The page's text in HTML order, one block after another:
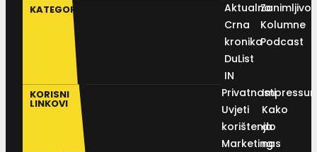
KATEGORIJE
Aktualno
Crna
kronika
DuList
IN
Kolumne
Podcast
KORISNI
LINKOVI
Privatnosti
Uvjeti
korištenja
Marketing
Kako
do
nas